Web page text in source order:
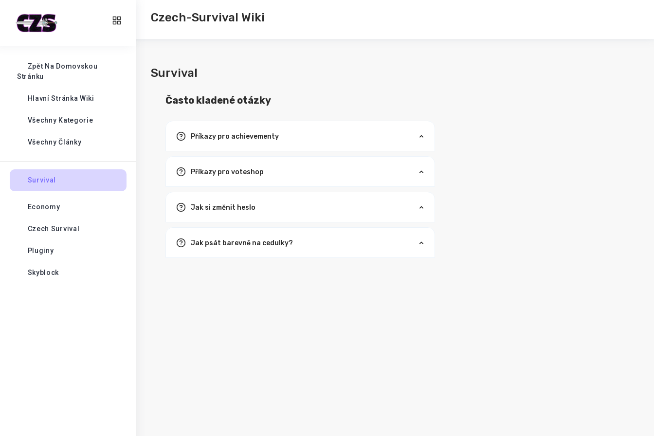
Czech-Survival Wiki
Zpět Na Domovskou
Stránku
Hlavní Stránka Wiki
Všechny Kategorie
Všechny Články
Survival
Economy
Czech Survival
Pluginy
Skyblock
Survival
Často kladené otázky
Příkazy pro achievementy
Příkazy pro voteshop
Jak si změnit heslo
Jak psát barevně na cedulky?